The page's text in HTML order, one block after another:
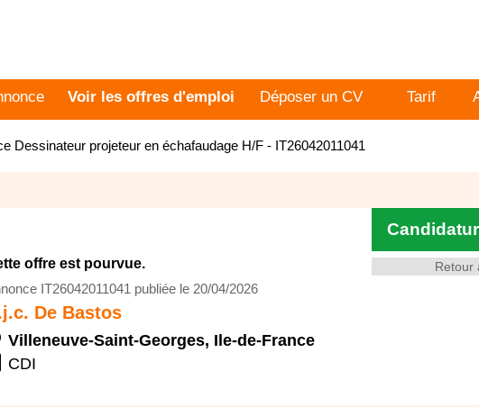
Voir les offres d'emploi Déposer un CV Tarif
Dessinateur projeteur en échafaudage H/F - IT26042011041
Retour
offre est pourvue.
IT26042011041 publiée le 20/04/2026
De Bastos
Villeneuve-Saint-Georges, Ile-de-France
CDI